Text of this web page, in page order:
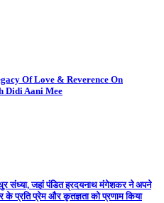
Of Love & Reverence On
Didi Aani Mee
संध्या, जहां पंडित ह्रदयनाथ मंगेशकर ने अपने
प्रति प्रेम और कृतज्ञता को प्रणाम किया